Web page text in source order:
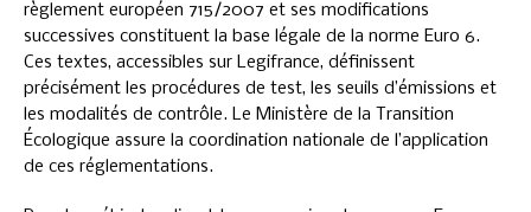
règlement européen 715/2007 et ses modifications
successives constituent la base légale de la norme Euro 6.
Ces textes, accessibles sur Legifrance, définissent
précisément les procédures de test, les seuils d’émissions et
les modalités de contrôle. Le Ministère de la Transition
Écologique assure la coordination nationale de l’application
de ces réglementations.